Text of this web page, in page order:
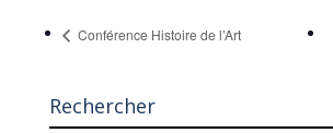
Conférence Histoire de l’Art
Rechercher